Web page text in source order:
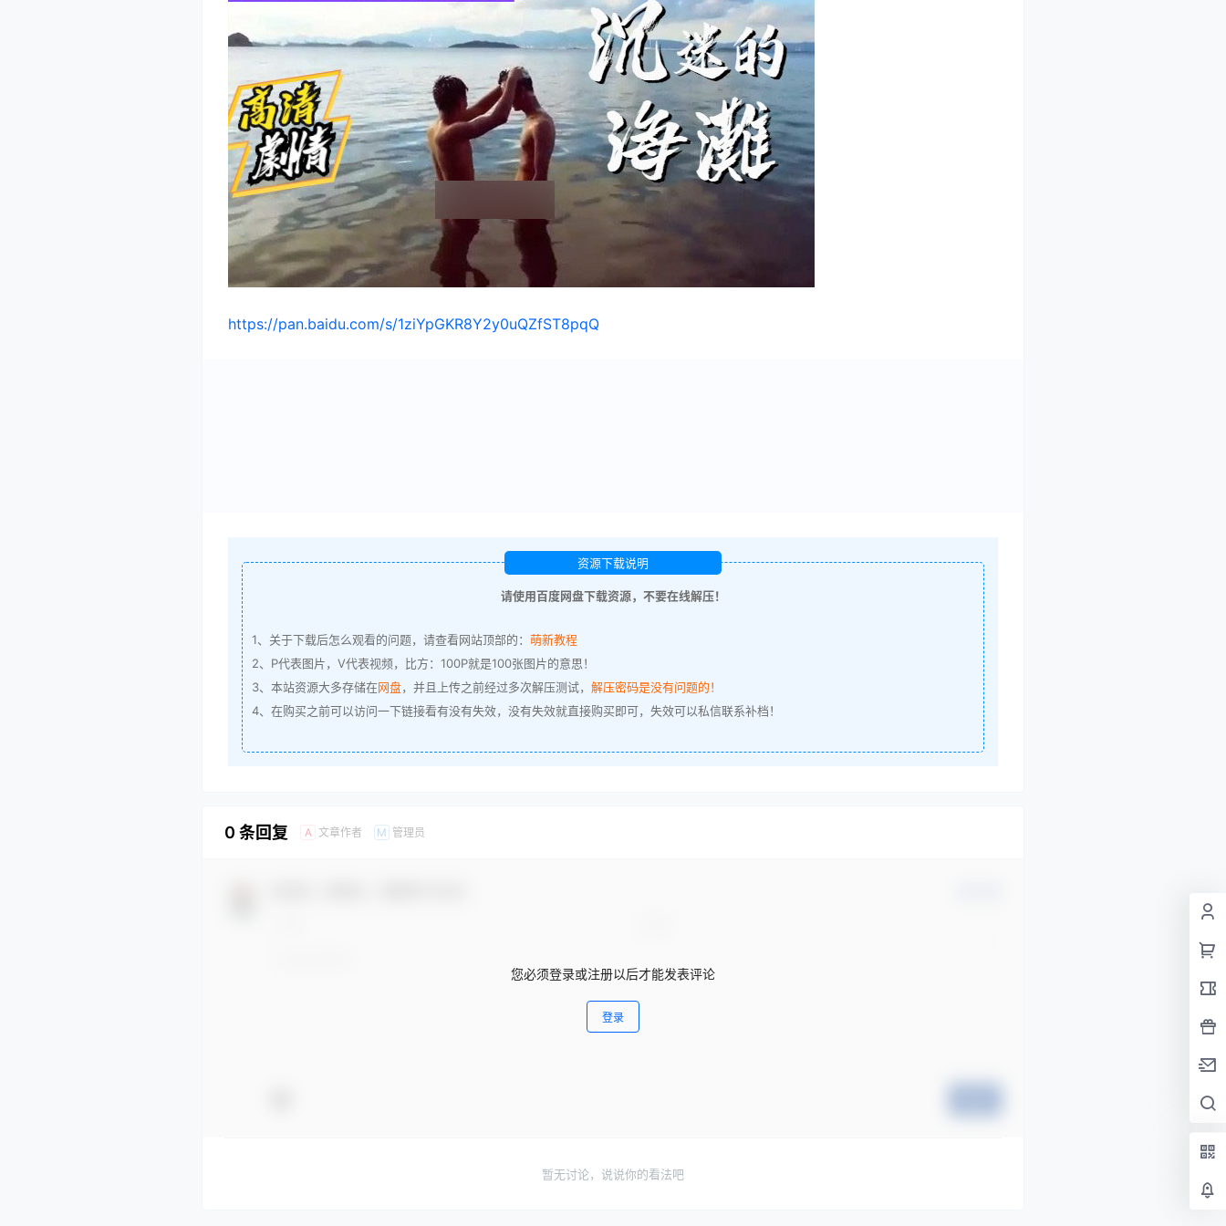
https://pan.baidu.com/s/1ziYpGKR8Y2y0uQZfST8pqQ
资源下载说明
请使用百度网盘下载资源，不要在线解压！
1、关于下载后怎么观看的问题，请查看网站顶部的： 萌新教程
2、P代表图片，V代表视频，比方：100P就是100张图片的意思！
3、本站资源大多存储在网盘，并且上传之前经过多次解压测试， 解压密码是没有问题的！
4、在购买之前可以访问一下链接看有没有失效，没有失效就直接购买即可，失效可以私信联系补档！
0 条回复 A 文章作者 M 管理员
您必须登录或注册以后才能发表评论
登录
暂无讨论，说说你的看法吧